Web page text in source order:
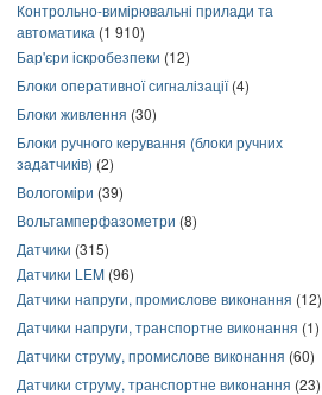
Контрольно-вимірювальні прилади та
автоматика (1 910)
Бар'єри іскробезпеки (12)
Блоки оперативної сигналізації(4)
Блоки живлення (30)
Блоки ручного керування (блоки ручних
задатчиків) (2)
Вологоміри (39)
Вольтамперфазометри (8)
Датчики (315)
Датчики LEM (96)
Датчики напруги, промислове виконання (12)
Датчики напруги, транспортне виконання (1)
Датчики струму, промислове виконання (60)
Датчики струму, транспортне виконання (23)